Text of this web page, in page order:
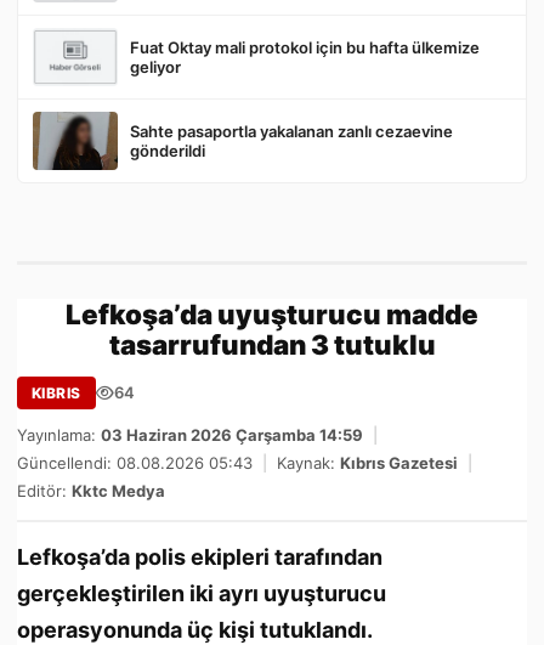
Fuat Oktay mali protokol için bu hafta ülkemize
geliyor
Sahte pasaportla yakalanan zanlı cezaevine
gönderildi
Lefkoşa’da uyuşturucu madde
tasarrufundan 3 tutuklu
KIBRIS 64
Yayınlama: 03 Haziran 2026 Çarşamba 14:59
Güncellendi: 08.08.2026 05:43
Kaynak: Kıbrıs Gazetesi
Editör: Kktc Medya
Lefkoşa’da polis ekipleri tarafından
gerçekleştirilen iki ayrı uyuşturucu
operasyonunda üç kişi tutuklandı.